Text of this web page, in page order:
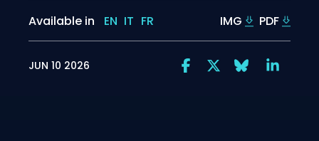
Available in EN IT FR IMG PDF
JUN 10 2026